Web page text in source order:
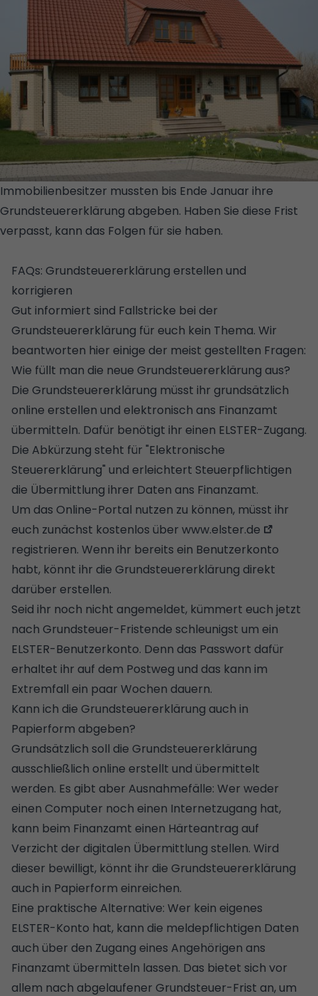
Immobilienbesitzer mussten bis Ende Januar ihre
Grundsteuererklärung abgeben. Haben Sie diese Frist
verpasst, kann das Folgen für sie haben.
FAQs: Grundsteuererklärung erstellen und
korrigieren
Gut informiert sind Fallstricke bei der
Grundsteuererklärung für euch kein Thema. Wir
beantworten hier einige der meist gestellten Fragen:
Wie füllt man die neue Grundsteuererklärung aus?
Die Grundsteuererklärung müsst ihr grundsätzlich
online erstellen und elektronisch ans Finanzamt
übermitteln. Dafür benötigt ihr einen ELSTER-Zugang.
Die Abkürzung steht für "Elektronische
Steuererklärung" und erleichtert Steuerpflichtigen
die Übermittlung ihrer Daten ans Finanzamt.
Um das Online-Portal nutzen zu können, müsst ihr
euch zunächst kostenlos über www.elster.de
registrieren. Wenn ihr bereits ein Benutzerkonto
habt, könnt ihr die Grundsteuererklärung direkt
darüber erstellen.
Seid ihr noch nicht angemeldet, kümmert euch jetzt
nach Grundsteuer-Fristende schleunigst um ein
ELSTER-Benutzerkonto. Denn das Passwort dafür
erhaltet ihr auf dem Postweg und das kann im
Extremfall ein paar Wochen dauern.
Kann ich die Grundsteuererklärung auch in
Papierform abgeben?
Grundsätzlich soll die Grundsteuererklärung
ausschließlich online erstellt und übermittelt
werden. Es gibt aber Ausnahmefälle: Wer weder
einen Computer noch einen Internetzugang hat,
kann beim Finanzamt einen Härteantrag auf
Verzicht der digitalen Übermittlung stellen. Wird
dieser bewilligt, könnt ihr die Grundsteuererklärung
auch in Papierform einreichen.
Eine praktische Alternative: Wer kein eigenes
ELSTER-Konto hat, kann die meldepflichtigen Daten
auch über den Zugang eines Angehörigen ans
Finanzamt übermitteln lassen. Das bietet sich vor
allem nach abgelaufener Grundsteuer-Frist an, um